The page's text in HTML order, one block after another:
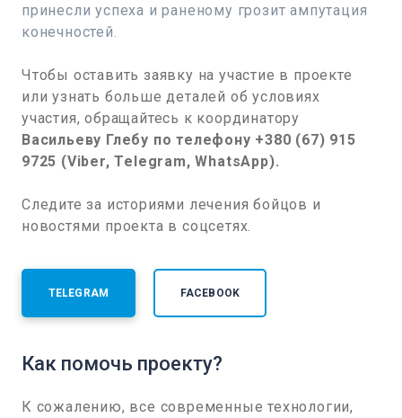
принесли успеха и раненому грозит ампутация
конечностей.
Чтобы оставить заявку на участие в проекте
или узнать больше деталей об условиях
участия, обращайтесь к координатору
Васильеву Глебу по телефону +380 (67) 915
9725 (Viber, Telegram, WhatsApp).
Следите за историями лечения бойцов и
новостями проекта в соцсетях.
TELEGRAM FACEBOOK
Как помочь проекту?
К сожалению, все современные технологии,